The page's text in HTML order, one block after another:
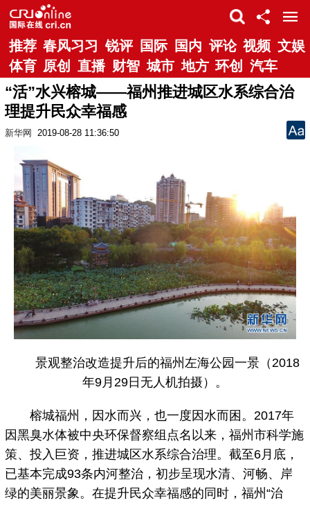
推荐 春风习习 锐评 国际 国内 评论 视频 文娱
体育 原创 直播 财智 城市 地方 环创 汽车
“活”水兴榕城——福州推进城区水系综合治
理提升民众幸福感
新华网 2019-08-28 11:36:50
景观整治改造提升后的福州左海公园一景（2018
年9月29日无人机拍摄）。
榕城福州，因水而兴，也一度因水而困。2017年
因黑臭水体被中央环保督察组点名以来，福州市科学施
策、投入巨资，推进城区水系综合治理。截至6月底，
已基本完成93条内河整治，初步呈现水清、河畅、岸
绿的美丽景象。在提升民众幸福感的同时，福州“治